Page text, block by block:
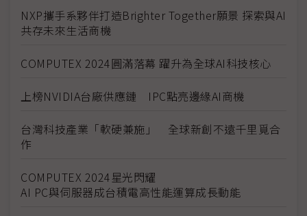
NXP攜手系夥伴打造Brighter Together願景 探索與AI
共存未來生活商機
COMPUTEX 2024圓滿落幕 躍升為全球AI科技核心
上榜NVIDIA台廠供應鏈 IPC點亮邊緣AI商機
台灣科技產業「軟硬兼施」 全球新創不遠千里覓合
作
COMPUTEX 2024星光閃耀
AI PC與伺服器成台積電高性能運算成長動能